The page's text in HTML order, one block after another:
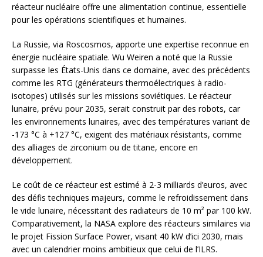
réacteur nucléaire offre une alimentation continue, essentielle
pour les opérations scientifiques et humaines.
La Russie, via Roscosmos, apporte une expertise reconnue en
énergie nucléaire spatiale. Wu Weiren a noté que la Russie
surpasse les États-Unis dans ce domaine, avec des précédents
comme les RTG (générateurs thermoélectriques à radio-
isotopes) utilisés sur les missions soviétiques. Le réacteur
lunaire, prévu pour 2035, serait construit par des robots, car
les environnements lunaires, avec des températures variant de
-173 °C à +127 °C, exigent des matériaux résistants, comme
des alliages de zirconium ou de titane, encore en
développement.
Le coût de ce réacteur est estimé à 2-3 milliards d’euros, avec
des défis techniques majeurs, comme le refroidissement dans
le vide lunaire, nécessitant des radiateurs de 10 m² par 100 kW.
Comparativement, la NASA explore des réacteurs similaires via
le projet Fission Surface Power, visant 40 kW d’ici 2030, mais
avec un calendrier moins ambitieux que celui de l’ILRS.